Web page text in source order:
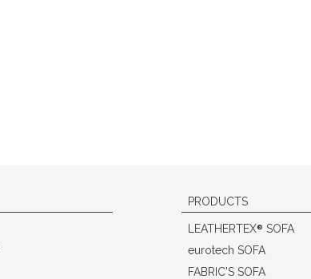
PRODUCTS
LEATHERTEX® SOFA
eurotech SOFA
FABRIC'S SOFA